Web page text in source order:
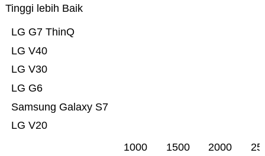
Tinggi lebih Baik
LG V20
Samsung Galaxy S7
LG G6
LG V30
LG V40
LG G7 ThinQ
1000 1500 2000